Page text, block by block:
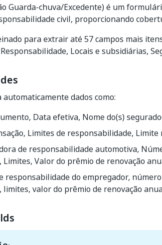
Guarda-chuva/Excedente) é um
civil, proporcionando
para extrair até 57 campos mais
Locais e subsidiárias,
dados como:
Data efetiva, Nome do(s)
Limites de responsabilidade, Limite
de responsabilidade automotiva,
Limites, Valor do prêmio de renovação
responsabilidade do empregador,
limites, valor do prêmio de renovação